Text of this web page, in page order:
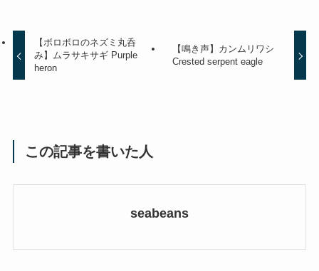
【ボロボロのネズミ丸呑
み】ムラサキサギ Purple
heron
【鳴き声】カンムリワシ
Crested serpent eagle
この記事を書いた人
seabeans